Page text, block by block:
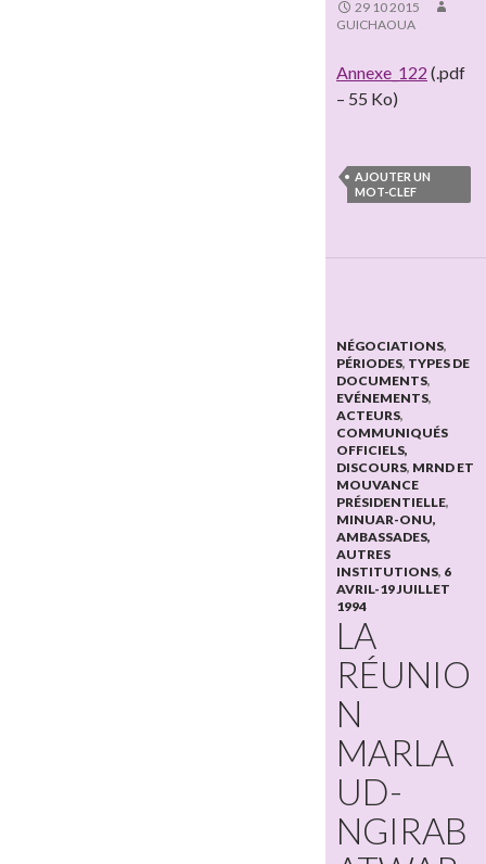
29 10 2015
GUICHAOUA
Annexe_122 (.pdf
– 55 Ko)
AJOUTER UN
MOT-CLEF
NÉGOCIATIONS,
PÉRIODES, TYPES DE
DOCUMENTS,
EVÉNEMENTS,
ACTEURS,
COMMUNIQUÉS
OFFICIELS,
DISCOURS, MRND ET
MOUVANCE
PRÉSIDENTIELLE,
MINUAR-ONU,
AMBASSADES,
AUTRES
INSTITUTIONS, 6
AVRIL-19 JUILLET
1994
LA
RÉUNIO
N
MARLA
UD-
NGIRAB